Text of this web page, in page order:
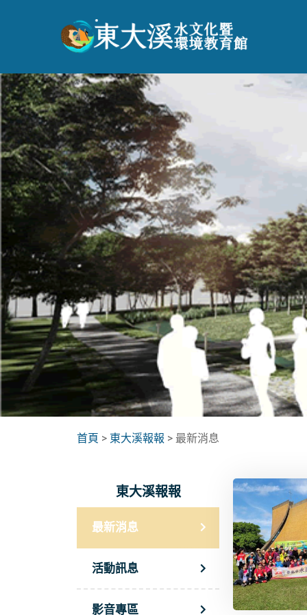
首頁 > 東大溪報報 > 最新消息
東大溪報報
最新消息
活動訊息
影音專區